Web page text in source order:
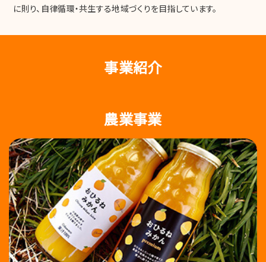
に則り、自律循環・共生する地域づくりを目指しています。
事業紹介
農業事業